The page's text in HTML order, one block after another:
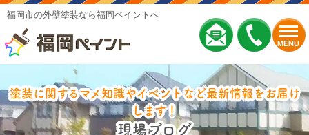
MENU
福岡市の外壁塗装なら福岡ペイントへ
塗装に関するマメ知識やイベントなど最新情報をお届け
します！
現場ブログ